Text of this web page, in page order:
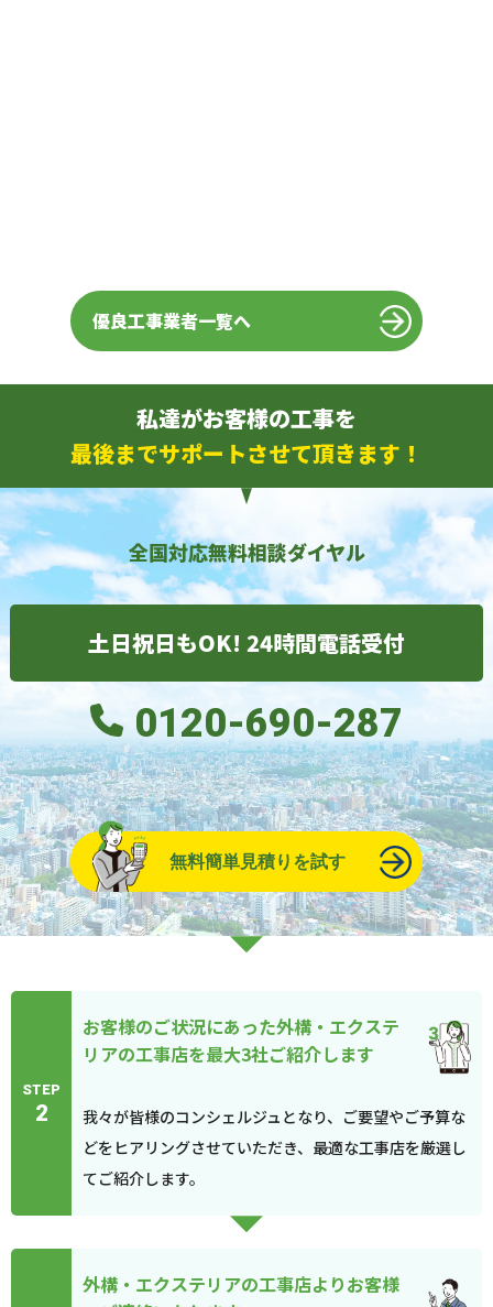
優良工事業者一覧へ
私達がお客様の工事を
最後までサポートさせて頂きます！
全国対応無料相談ダイヤル
土日祝日もOK! 24時間電話受付
0120-690-287
無料簡単見積りを試す
STEP
2
お客様のご状況にあった外構・エクステ
リアの工事店を最大3社ご紹介します
我々が皆様のコンシェルジュとなり、ご要望やご予算な
どをヒアリングさせていただき、最適な工事店を厳選し
てご紹介します。
外構・エクステリアの工事店よりお客様